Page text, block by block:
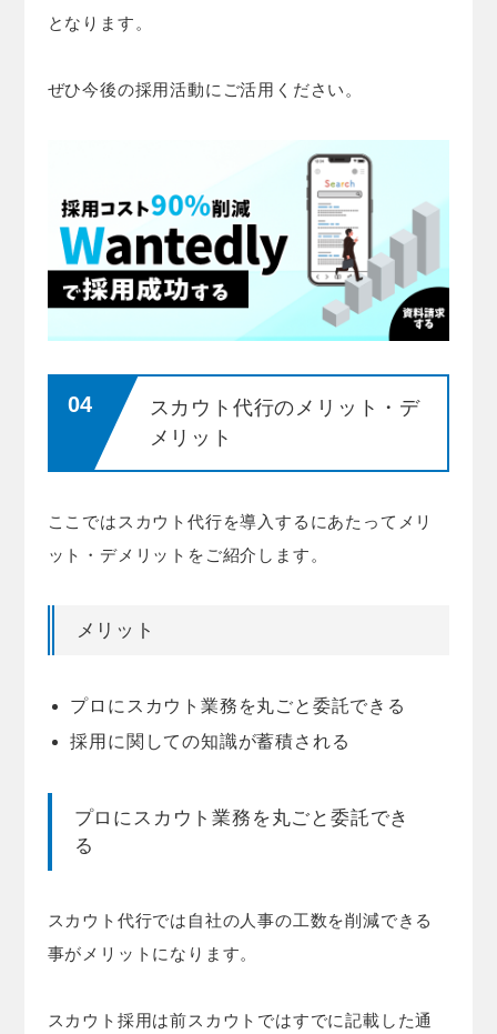
となります。
ぜひ今後の採用活動にご活用ください。
スカウト代行のメリット・デ
メリット
ここではスカウト代行を導入するにあたってメリ
ット・デメリットをご紹介します。
メリット
プロにスカウト業務を丸ごと委託できる
採用に関しての知識が蓄積される
プロにスカウト業務を丸ごと委託でき
る
スカウト代行では自社の人事の工数を削減できる
事がメリットになります。
スカウト採用は前スカウトではすでに記載した通